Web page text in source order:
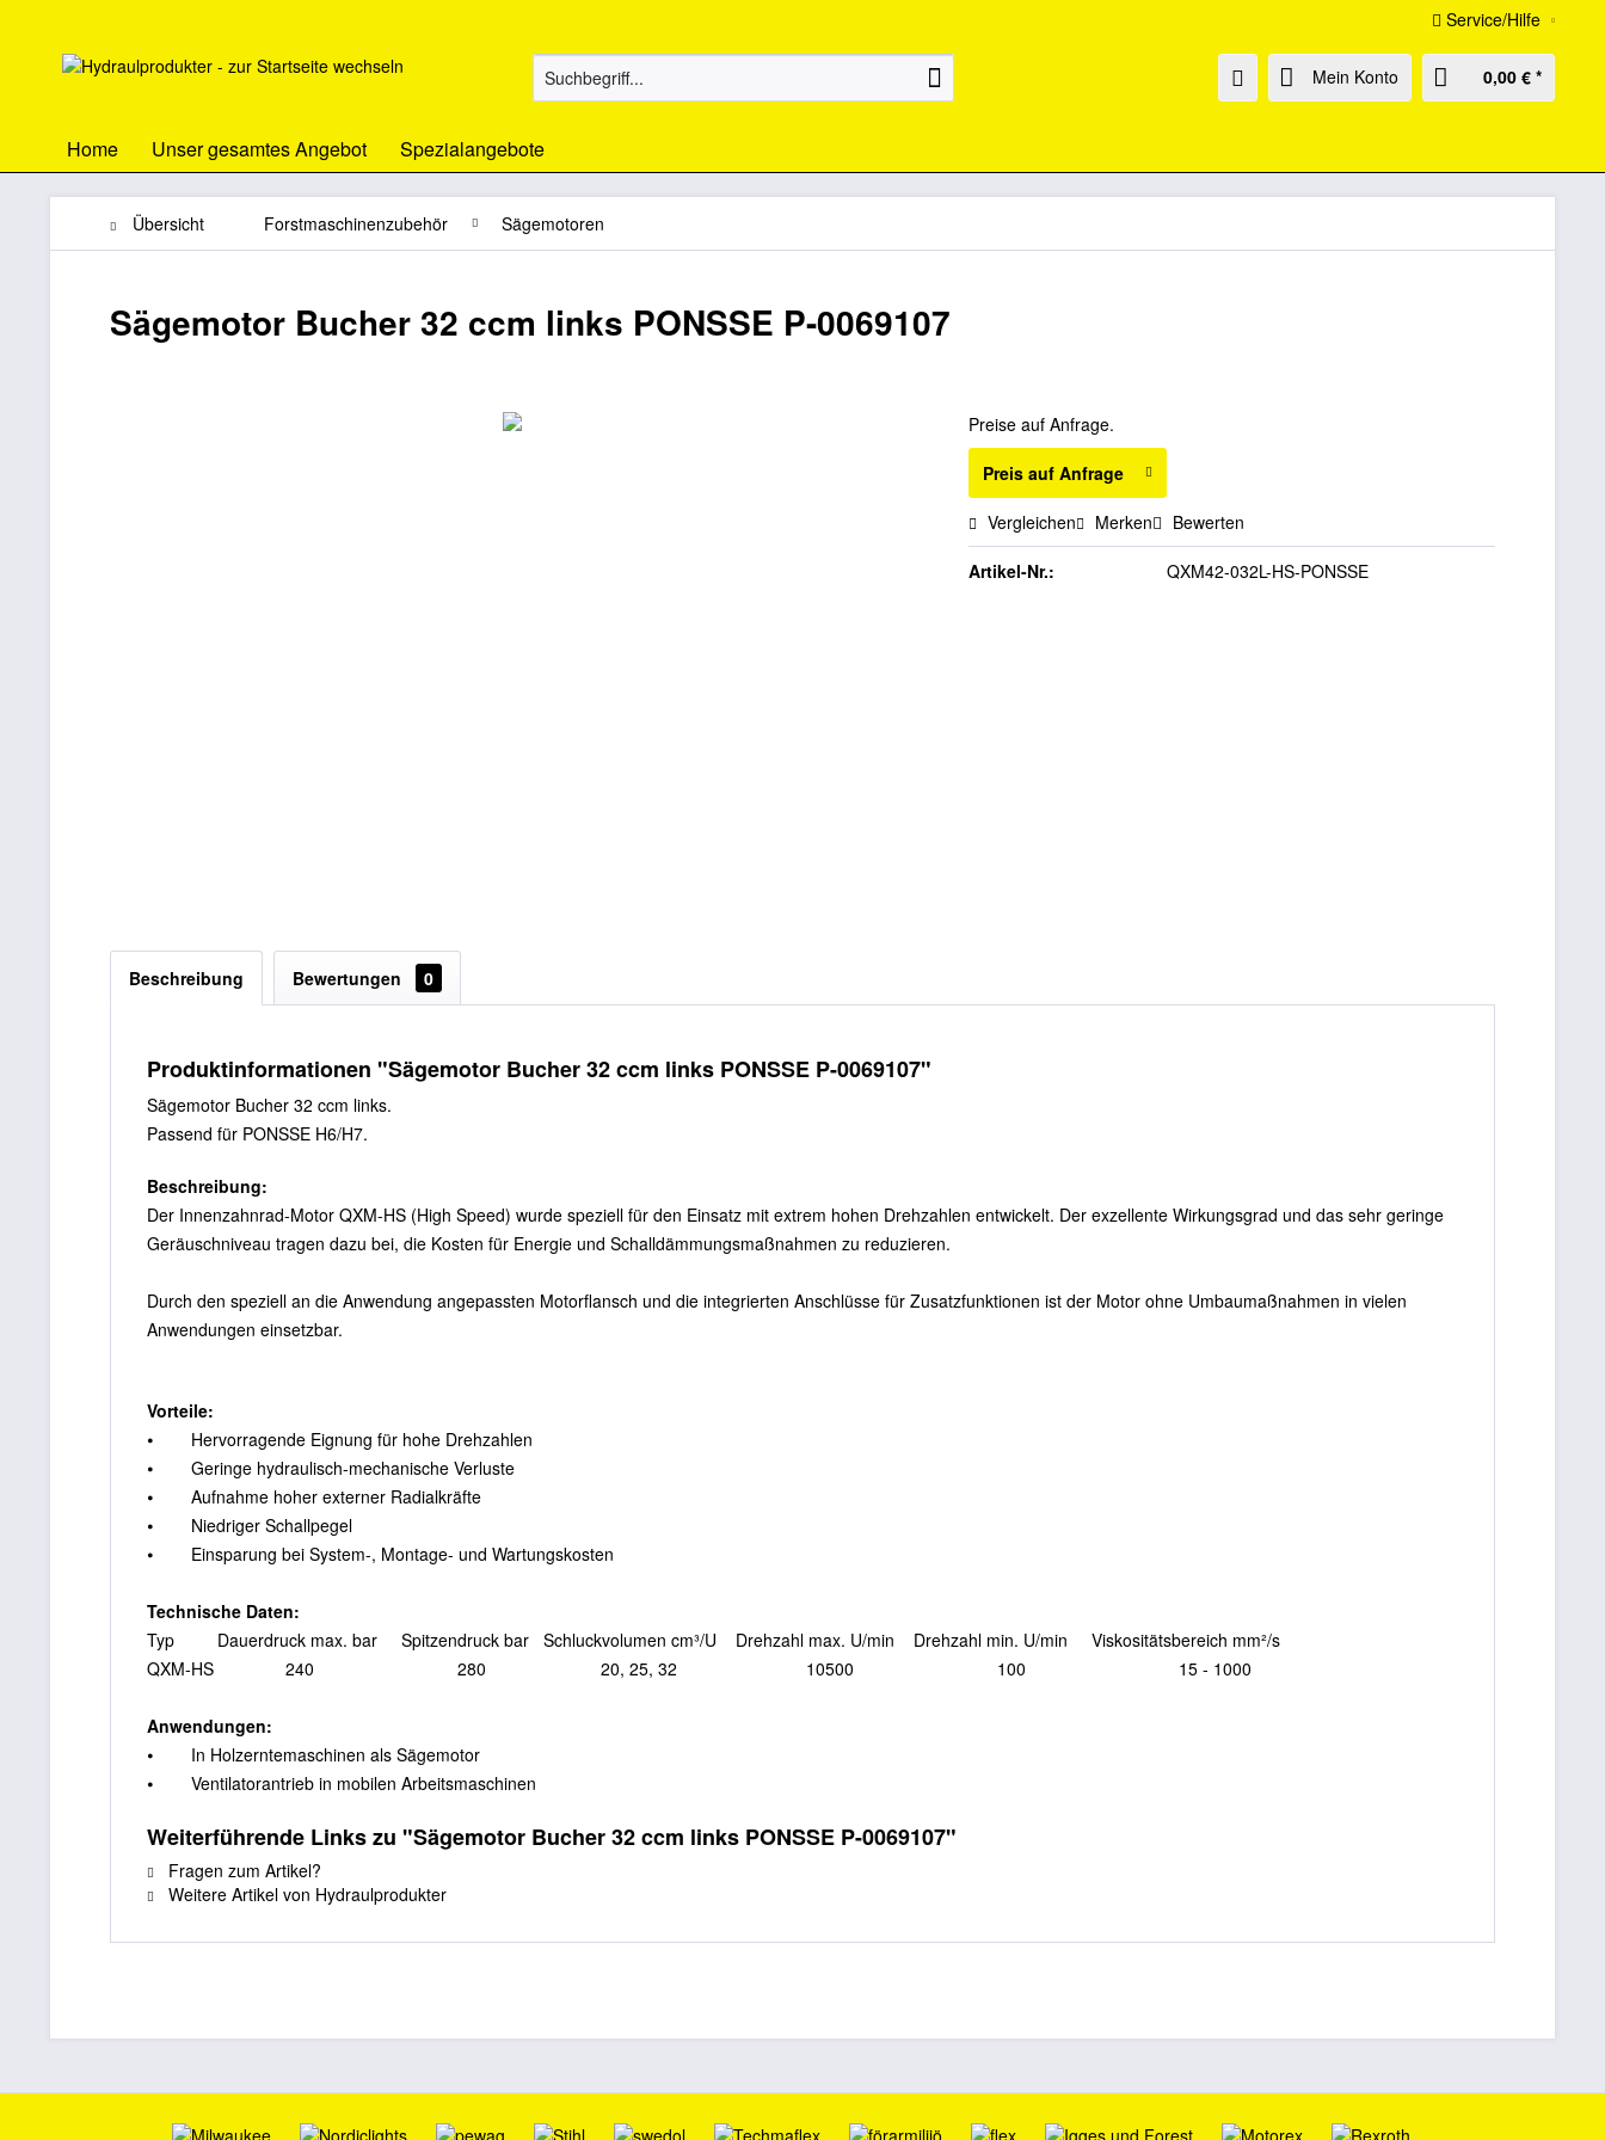
Service/Hilfe
Mein Konto 0,00 € *
Home Unser gesamtes Angebot Spezialangebote
Übersicht Forstmaschinenzubehör Sägemotoren
Sägemotor Bucher 32 ccm links PONSSE P-0069107
Preise auf Anfrage.
Preis auf Anfrage
Vergleichen Merken Bewerten
Artikel-Nr.: QXM42-032L-HS-PONSSE
Beschreibung Bewertungen 0
Produktinformationen "Sägemotor Bucher 32 ccm links PONSSE P-0069107"
Sägemotor Bucher 32 ccm links.
Passend für PONSSE H6/H7.
Beschreibung:
Der Innenzahnrad-Motor QXM-HS (High Speed) wurde speziell für den Einsatz mit extrem hohen Drehzahlen entwickelt. Der exzellente Wirkungsgrad und das sehr geringe
Geräuschniveau tragen dazu bei, die Kosten für Energie und Schalldämmungsmaßnahmen zu reduzieren.
Durch den speziell an die Anwendung angepassten Motorflansch und die integrierten Anschlüsse für Zusatzfunktionen ist der Motor ohne Umbaumaßnahmen in vielen
Anwendungen einsetzbar.
Vorteile:
⦁ Hervorragende Eignung für hohe Drehzahlen
⦁ Geringe hydraulisch-mechanische Verluste
⦁ Aufnahme hoher externer Radialkräfte
⦁ Niedriger Schallpegel
⦁ Einsparung bei System-, Montage- und Wartungskosten
Technische Daten:
Typ Dauerdruck max. bar Spitzen­druck bar Schluck­volumen cm³/U Drehzahl max. U/min Drehzahl min. U/min Viskositäts­bereich mm²/s
QXM-HS 240 280 20, 25, 32 10500 100 15 - 1000
Anwendungen:
⦁ In Holzerntemaschinen als Sägemotor
⦁ Ventilatorantrieb in mobilen Arbeitsmaschinen
Weiterführende Links zu "Sägemotor Bucher 32 ccm links PONSSE P-0069107"
Fragen zum Artikel?
Weitere Artikel von Hydraulprodukter